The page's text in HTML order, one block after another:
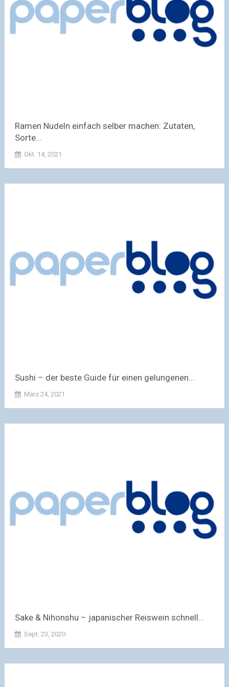
Ramen Nudeln einfach selber machen: Zutaten,
Sorte...
Okt. 14, 2021
Sushi – der beste Guide für einen gelungenen...
März 24, 2021
Sake & Nihonshu – japanischer Reiswein schnell...
Sept. 23, 2020